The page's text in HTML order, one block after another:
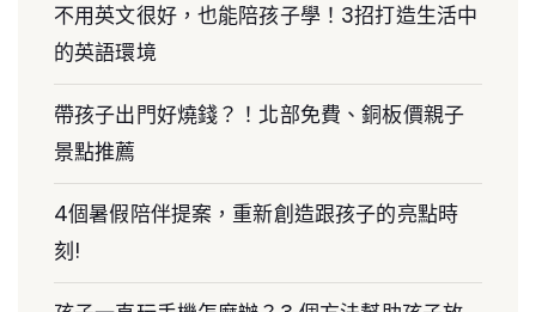
不用英文很好，也能陪孩子學！3招打造生活中
的英語環境
帶孩子出門好燒錢？！北部免費、銅板價親子
景點推薦
4個暑假陪伴提案，重新創造跟孩子的亮點時
刻!